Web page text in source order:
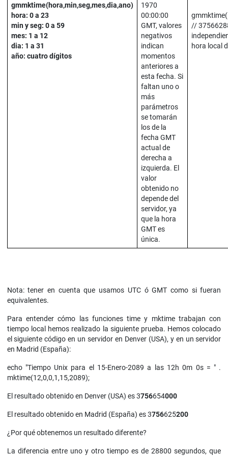
gmmktime(hora,min,seg,mes,dia,ano)
hora: 0 a 23
min y seg: 0 a 59
mes: 1 a 12
dia: 1 a 31
año: cuatro dígitos
1970
00:00:00
GMT, valores
negativos
indican
momentos
anteriores a
esta fecha. Si
faltan uno o
más
parámetros
se tomarán
los de la
fecha GMT
actual de
derecha a
izquierda. El
valor
obtenido no
depende del
servidor, ya
que la hora
GMT es
única.
//
hora local
Nota: tener en cuenta que usamos UTC ó GMT como si fueran
equivalentes.
Para entender cómo las funciones time y mktime trabajan con
tiempo local hemos realizado la siguiente prueba. Hemos colocado
el siguiente código en un servidor en Denver (USA), y en un servidor
en Madrid (España):
echo "Tiempo Unix para el 15-Enero-2089 a las 12h 0m 0s = " .
mktime(12,0,0,1,15,2089);
El resultado obtenido en Denver (USA) es 3756654000
El resultado obtenido en Madrid (España) es 3756625200
¿Por qué obtenemos un resultado diferente?
La diferencia entre uno y otro tiempo es de 28800 segundos, que